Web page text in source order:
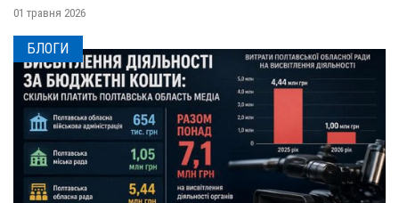
01 травня 2026
БЛОГИ